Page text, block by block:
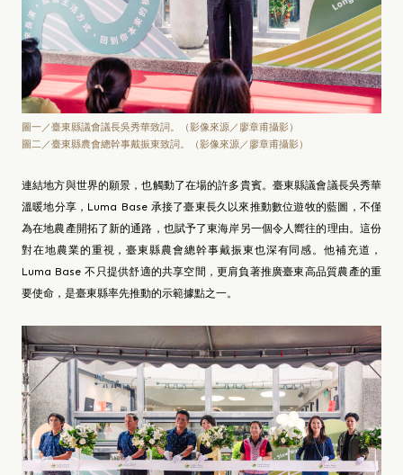
圖一／臺東縣議會議長吳秀華致詞。（影像來源／廖章甫攝影）
圖二／臺東縣農會總幹事戴振東致詞。（影像來源／廖章甫攝影）
連結地方與世界的願景，也觸動了在場的許多貴賓。臺東縣議會議長吳秀華
溫暖地分享，Luma Base 承接了臺東長久以來推動數位遊牧的藍圖，不僅
為在地農產開拓了新的通路，也賦予了東海岸另一個令人嚮往的理由。這份
對在地農業的重視，臺東縣農會總幹事戴振東也深有同感。他補充道，
Luma Base 不只提供舒適的共享空間，更肩負著推廣臺東高品質農產的重
要使命，是臺東縣率先推動的示範據點之一。